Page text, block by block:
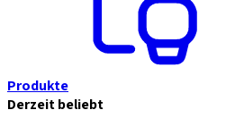
Produkte
Derzeit beliebt